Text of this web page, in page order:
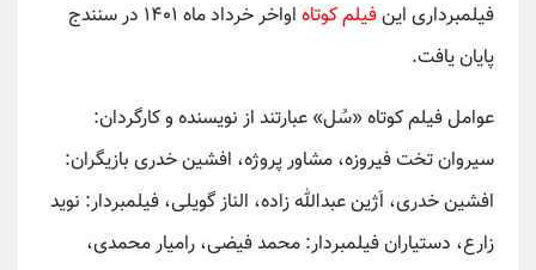
فیلمبرداری اینفیلم کوتاه اواخر خرداد ماه
در سنندج
پایان یافت.
عوامل فیلم کوتاه «سُل» عبارتند از نویسنده و کارگردان:
سیروان تخت فیروزه، مشاور پروژه، افشین خدری بازیگران:
افشین خدری، اَژین عبدالله زاده، الناز گویلی، فیلمبردار: نوید
زارع، دستیاران فیلمبردار: محمد فیضی، رامیار محمدی،